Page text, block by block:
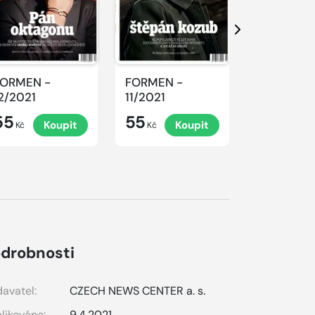
-
2021
Kč Koupit
FORMEN -
11/2021
55 Kč Koupit
Další
CZECH NEWS CENTER a. s.